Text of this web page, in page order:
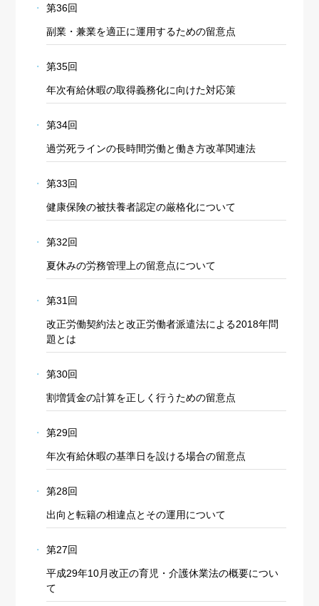
第36回
副業・兼業を適正に運用するための留意点
第35回
年次有給休暇の取得義務化に向けた対応策
第34回
過労死ラインの長時間労働と働き方改革関連法
第33回
健康保険の被扶養者認定の厳格化について
第32回
夏休みの労務管理上の留意点について
第31回
改正労働契約法と改正労働者派遣法による2018年問
題とは
第30回
割増賃金の計算を正しく行うための留意点
第29回
年次有給休暇の基準日を設ける場合の留意点
第28回
出向と転籍の相違点とその運用について
第27回
平成29年10月改正の育児・介護休業法の概要につい
て